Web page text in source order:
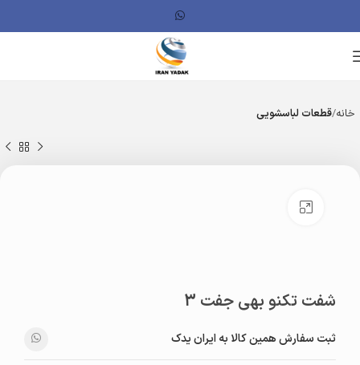
خانه قطعات لباسشویی
شفت تکنو بهی جفت 3
ثبت سفارش همین کالا به ایران یدک